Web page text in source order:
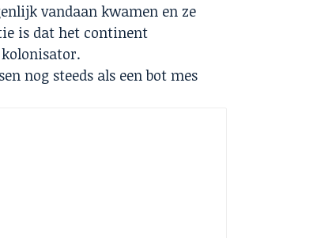
vandaan kwamen en ze
is dat het continent
nog steeds als een bot mes